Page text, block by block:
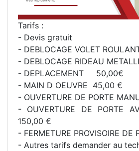
Tarifs :
- Devis gratuit
- DEBLOCAGE VOLET
- DEBLOCAGE RIDEAU
- DEPLACEMENT 50,00€
- MAIN D OEUVRE 45,00 €
- OUVERTURE DE PORTE
- OUVERTURE DE PORTE
150,00 €
- FERMETURE PROVISOIRE
- Autres tarifs demander au